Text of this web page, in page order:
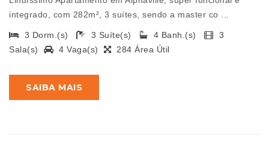
integrado, com 282m², 3 suítes, sendo a master co ...
3 Dorm.(s) 3 Suíte(s) 4 Banh.(s)
3
Sala(s)
4 Vaga(s) 284 Área Útil
SAIBA MAIS